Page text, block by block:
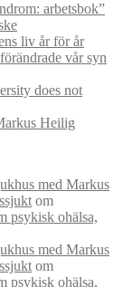
arbetsbok”
liv år för år
vår syn
does not
Heilig
med Markus
om
psykisk ohälsa,
med Markus
om
psykisk ohälsa,